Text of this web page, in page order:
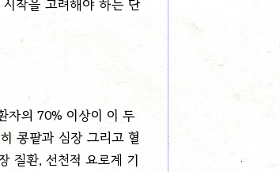
작을 고려해야 하는 단
자의 70% 이상이 이 두
콩팥과 심장 그리고 혈
질환, 선천적 요로계 기